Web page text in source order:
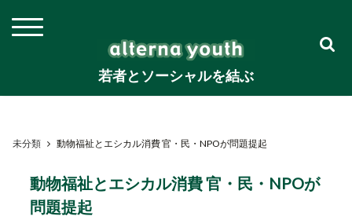
若者とソーシャルを結ぶ
未分類 動物福祉とエシカル消費 官・民・NPOが問題提起
動物福祉とエシカル消費 官・民・NPOが
問題提起